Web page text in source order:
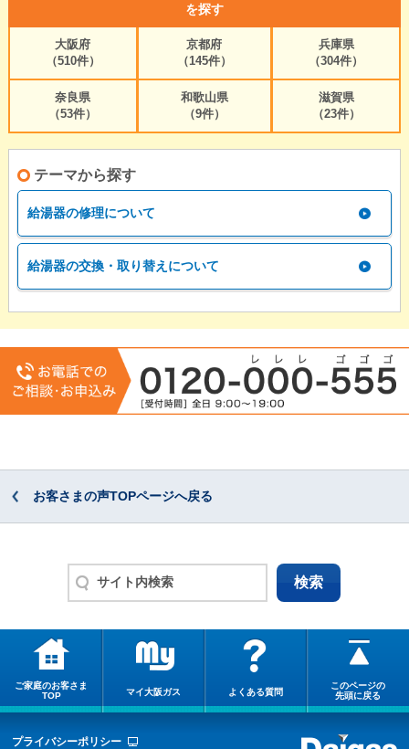
を探す
大阪府
（510件）
京都府
（145件）
兵庫県
（304件）
奈良県
（53件）
和歌山県
（9件）
滋賀県
（23件）
テーマから探す
給湯器の修理について
給湯器の交換・取り替えについて
お客さまの声TOPページへ戻る
ご家庭のお客さま
TOP
マイ大阪ガス よくある質問
このページの
先頭に戻る
プライバシーポリシー